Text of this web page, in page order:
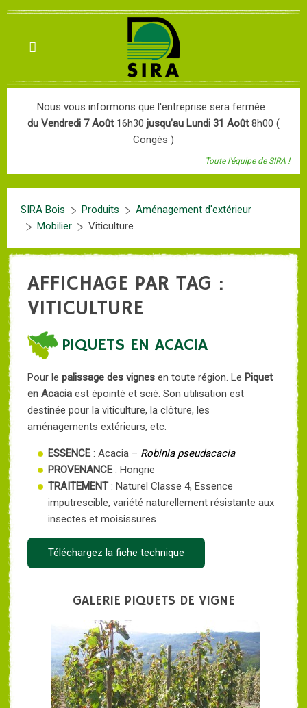
Nous vous informons que l'entreprise sera fermée :
du Vendredi 7 Août 16h30 jusqu’au Lundi 31 Août8h00 (
Congés )
Toute l'équipe de SIRA !
SIRA Bois Produits
Aménagement d'extérieur
Mobilier
Viticulture
AFFICHAGE PAR TAG :
VITICULTURE
PIQUETS EN ACACIA
Pour le palissage des vignes en toute région. Le Piquet
en Acacia est épointé et scié. Son utilisation est
destinée pour la viticulture, la clôture, les
aménagements extérieurs, etc.
ESSENCE : Acacia – Robinia pseudacacia
PROVENANCE : Hongrie
TRAITEMENT: Naturel Classe 4, Essence
imputrescible, variété naturellement résistante aux
insectes et moisissures
Téléchargez la fiche technique
GALERIE PIQUETS DE VIGNE